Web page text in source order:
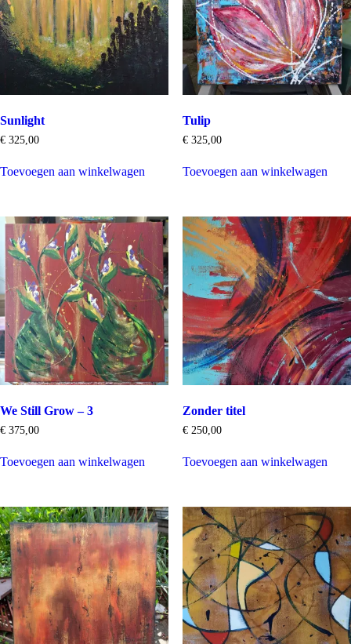
Sunlight
€ 325,00
Toevoegen aan winkelwagen
Tulip
€325,00
Toevoegen aan winkelwagen
We Still Grow – 3
€ 375,00
Toevoegen aan winkelwagen
Zonder titel
€250,00
Toevoegen aan winkelwagen